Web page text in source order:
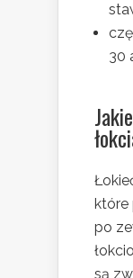
30
które
po
są